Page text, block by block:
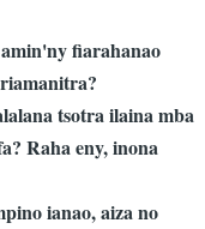
fiarahanao
tsotra ilaina mba
Raha eny, inona
ianao, aiza no